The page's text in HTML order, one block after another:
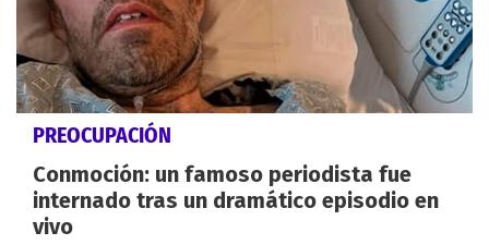
PREOCUPACIÓN
Conmoción: un famoso periodista fue
internado tras un dramático episodio en
vivo